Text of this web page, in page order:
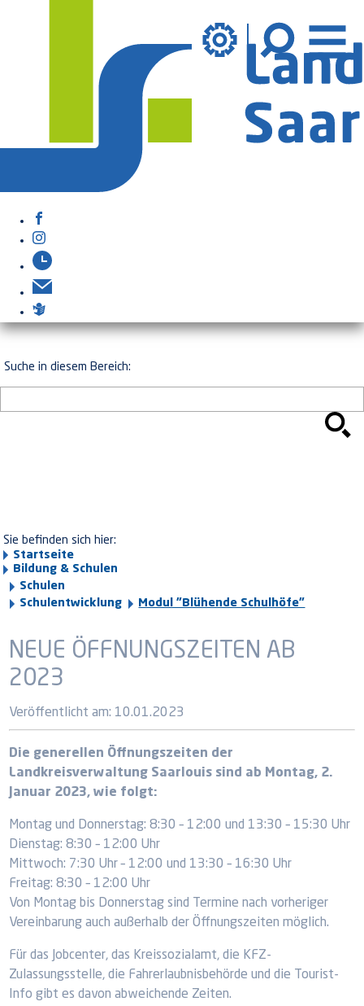
Suche in diesem Bereich:
Sie befinden sich hier:
Startseite
Bildung & Schulen
Schulen
Schulentwicklung
Modul "Blühende Schulhöfe"
NEUE ÖFFNUNGSZEITEN AB
2023
Veröffentlicht am: 10.01.2023
Die generellen Öffnungszeiten der
Landkreisverwaltung Saarlouis sind ab Montag, 2.
Januar 2023, wie folgt:
Montag und Donnerstag: 8:30 – 12:00 und 13:30 – 15:30 Uhr
Dienstag: 8:30 – 12:00 Uhr
Mittwoch: 7:30 Uhr – 12:00 und 13:30 – 16:30 Uhr
Freitag: 8:30 – 12:00 Uhr
Von Montag bis Donnerstag sind Termine nach vorheriger
Vereinbarung auch außerhalb der Öffnungszeiten möglich.
Für das Jobcenter, das Kreissozialamt, die KFZ-
Zulassungsstelle, die Fahrerlaubnisbehörde und die Tourist-
Info gibt es davon abweichende Zeiten.